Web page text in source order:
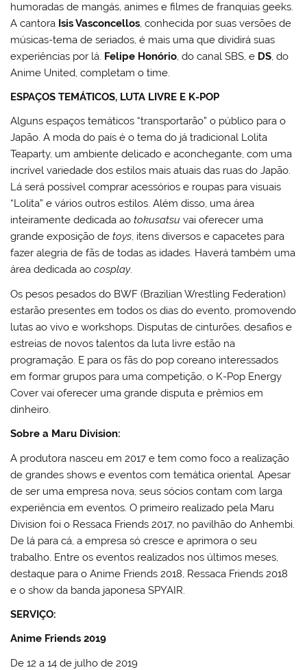
humoradas de mangás, animes e filmes de franquias geeks.
A cantora Isis Vasconcellos, conhecida por suas versões de
músicas-tema de seriados, é mais uma que dividirá suas
experiências por lá. Felipe Honório, do canal SBS, e DS, do
Anime United, completam o time.
ESPAÇOS TEMÁTICOS, LUTA LIVRE E K-POP
Alguns espaços temáticos “transportarão” o público para o
Japão. A moda do país é o tema do já tradicional Lolita
Teaparty, um ambiente delicado e aconchegante, com uma
incrível variedade dos estilos mais atuais das ruas do Japão.
Lá será possível comprar acessórios e roupas para visuais
“Lolita” e vários outros estilos. Além disso, uma área
inteiramente dedicada aotokusatsu vai oferecer uma
grande exposição detoys, itens diversos e capacetes para
fazer alegria de fãs de todas as idades. Haverá também uma
área dedicada aocosplay.
Os pesos pesados do BWF (Brazilian Wrestling Federation)
estarão presentes em todos os dias do evento, promovendo
lutas ao vivo e workshops. Disputas de cinturões, desafios e
estreias de novos talentos da luta livre estão na
programação. E para os fãs do pop coreano interessados
em formar grupos para uma competição, o K-Pop Energy
Cover vai oferecer uma grande disputa e prêmios em
dinheiro.
Sobre a Maru Division:
A produtora nasceu em 2017 e tem como foco a realização
de grandes shows e eventos com temática oriental. Apesar
de ser uma empresa nova, seus sócios contam com larga
experiência em eventos. O primeiro realizado pela Maru
Division foi o Ressaca Friends 2017, no pavilhão do Anhembi.
De lá para cá, a empresa só cresce e aprimora o seu
trabalho. Entre os eventos realizados nos últimos meses,
destaque para o Anime Friends 2018, Ressaca Friends 2018
e o show da banda japonesa SPYAIR.
SERVIÇO:
Anime Friends 2019
De 12 a 14 de julho de 2019